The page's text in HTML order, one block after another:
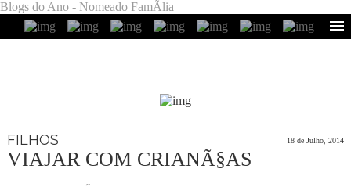
Blogs do Ano - Nomeado FamÃ­lia
FILHOS 18 de Julho, 2014
VIAJAR COM CRIANÃ§AS